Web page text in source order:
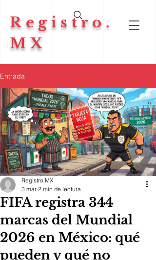
Registro.
MX
Entrada
FIFA registra 344
marcas del Mundial
2026 en México: qué
pueden y qué no
Registro.MX
3 mar 2 min de lectura